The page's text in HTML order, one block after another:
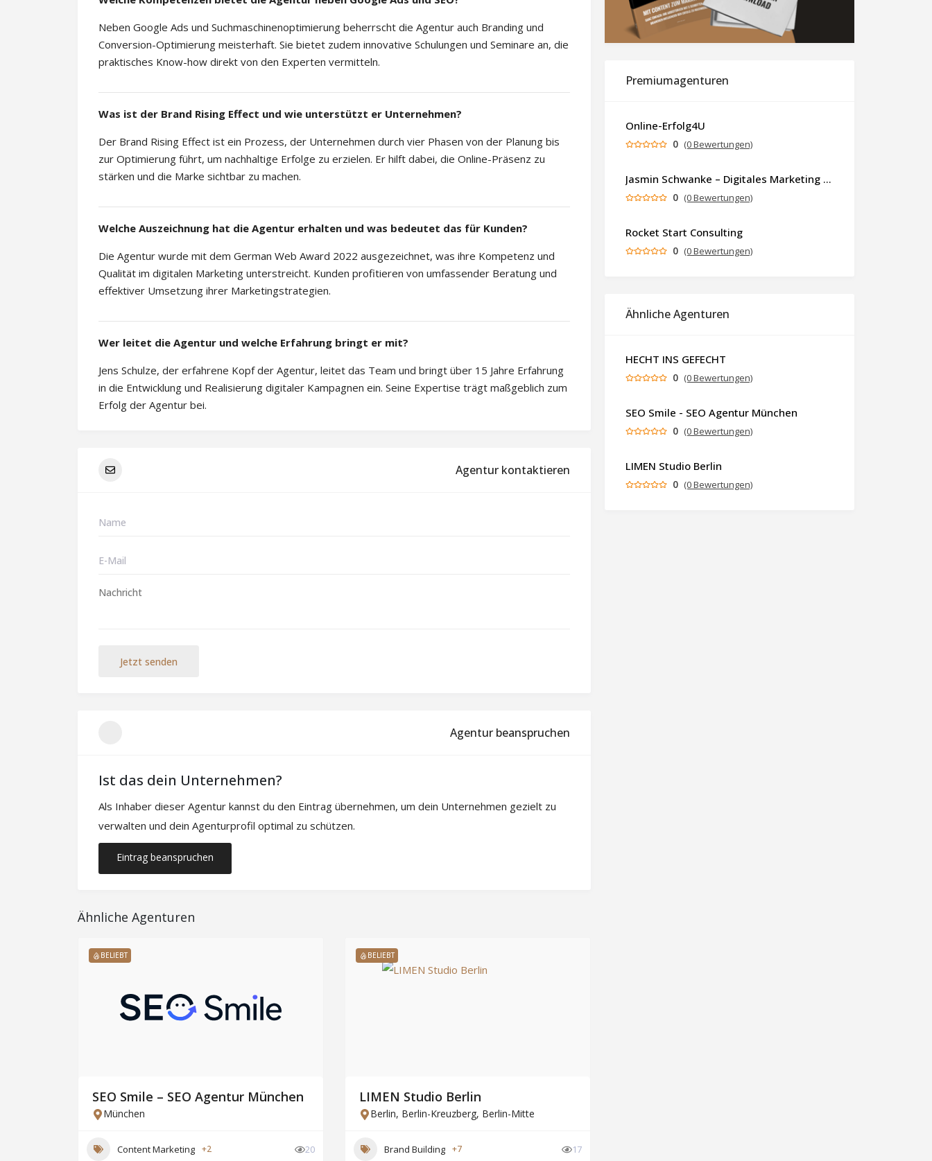
Neben Google Ads und Suchmaschinenoptimierung beherrscht die Agentur auch Branding und
Conversion-Optimierung meisterhaft. Sie bietet zudem innovative Schulungen und Seminare an, die
praktisches Know-how direkt von den Experten vermitteln.
Was ist der Brand Rising Effect und wie unterstützt er Unternehmen?
Der Brand Rising Effect ist ein Prozess, der Unternehmen durch vier Phasen von der Planung bis
zur Optimierung führt, um nachhaltige Erfolge zu erzielen. Er hilft dabei, die Online-Präsenz zu
stärken und die Marke sichtbar zu machen.
Welche Auszeichnung hat die Agentur erhalten und was bedeutet das für Kunden?
Die Agentur wurde mit dem German Web Award 2022 ausgezeichnet, was ihre Kompetenz und
Qualität im digitalen Marketing unterstreicht. Kunden profitieren von umfassender Beratung und
effektiver Umsetzung ihrer Marketingstrategien.
Wer leitet die Agentur und welche Erfahrung bringt er mit?
Jens Schulze, der erfahrene Kopf der Agentur, leitet das Team und bringt über 15 Jahre Erfahrung
in die Entwicklung und Realisierung digitaler Kampagnen ein. Seine Expertise trägt maßgeblich zum
Erfolg der Agentur bei.
Agentur kontaktieren
Jetzt senden
Agentur beanspruchen
Ist das dein Unternehmen?
Als Inhaber dieser Agentur kannst du den Eintrag übernehmen, um dein Unternehmen gezielt zu
verwalten und dein Agenturprofil optimal zu schützen.
Eintrag beanspruchen
Ähnliche Agenturen
BELIEBT
SEO Smile – SEO Agentur München
München
Content Marketing +2 20
BELIEBT
LIMEN Studio Berlin
Berlin, Berlin-Kreuzberg, Berlin-Mitte
Brand Building +7 17
Premiumagenturen
Online-Erfolg4U
0 (0 Bewertungen)
Jasmin Schwanke – Digitales Marketing & KI-gestützte Contenterstellung
0 (0 Bewertungen)
Rocket Start Consulting
0 (0 Bewertungen)
Ähnliche Agenturen
HECHT INS GEFECHT
0 (0 Bewertungen)
SEO Smile - SEO Agentur München
0 (0 Bewertungen)
LIMEN Studio Berlin
0 (0 Bewertungen)